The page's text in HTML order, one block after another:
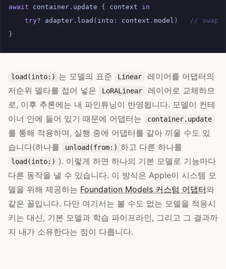
await
container . update { context
in
try? adapter . load ( into : context . model )
// swaps
}
load(into:) 는 모델의 표준 Linear
레이어를 어댑터의
저순위 델타를 접어 넣은
LoRALinear
레이어로 교체하므
로, 이후 추론에는 내 파인튜닝이 반영됩니다. 모델이 컨테
이너 안에 들어 있기 때문에 어댑터는
container.update
를 통해 적용하며, 실행 중에 어댑터를 갈아 끼울 수도 있
습니다(하나를
unload(from:) 하고 다른 하나를
load(into:) ). 이렇게 하면 하나의 기본 모델로 기능마다
다른 동작을 낼 수 있습니다. 이 방식은 Apple이 시스템 모
델을 위해 제공하는 Foundation Models 커스텀 어댑터와
같은 꼴입니다. 다만 여기서는 볼 수도 없는 모델을 적응시
키는 대신, 기본 모델과 학습 파이프라인, 그리고 그 결과까
지 내가 소유한다는 점이 다릅니다.